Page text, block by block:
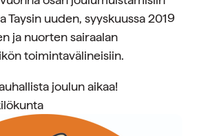
Taysin uuden, syyskuussa 2019
ja nuorten sairaalan
toimintavälineisiin.
joulun aikaa!